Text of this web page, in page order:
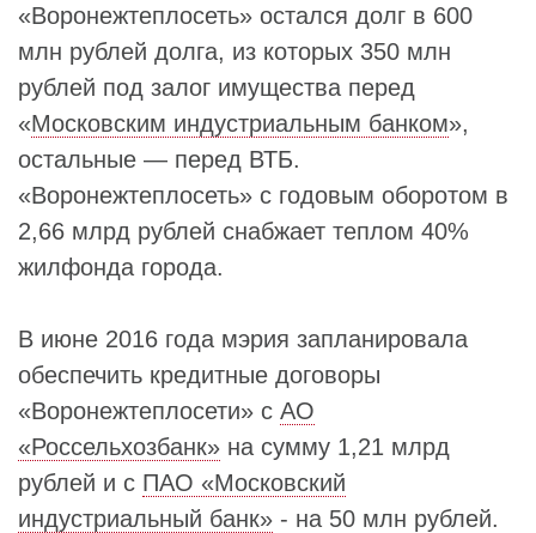
«Воронежтеплосеть» остался долг в 600
млн рублей долга, из которых 350 млн
рублей под залог имущества перед
«Московским индустриальным банком»,
остальные — перед ВТБ.
«Воронежтеплосеть» с годовым оборотом в
2,66 млрд рублей снабжает теплом 40%
жилфонда города.
В июне 2016 года мэрия запланировала
обеспечить кредитные договоры
«Воронежтеплосети» с АО
«Россельхозбанк» на сумму 1,21 млрд
рублей и с ПАО «Московский
индустриальный банк» - на 50 млн рублей.